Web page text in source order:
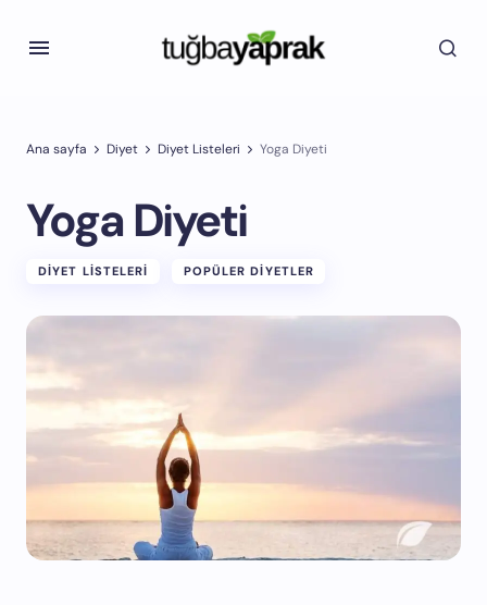
Ana sayfa Diyet Diyet Listeleri Yoga Diyeti
Yoga Diyeti
DIYET LISTELERI POPÜLER DIYETLER